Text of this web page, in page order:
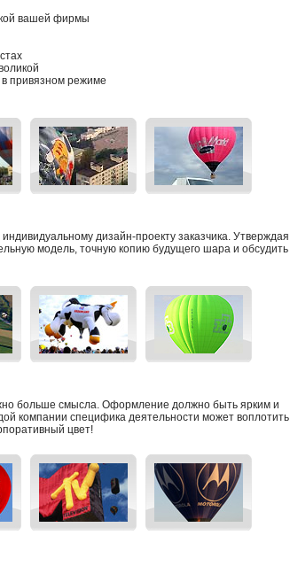
вашей фирмы
привязном режиме
индивидуальному дизайн-проекту заказчика. Утверждая
модель, точную копию будущего шара и обсудить
больше смысла. Оформление должно быть ярким и
компании специфика деятельности может воплотить
цвет!